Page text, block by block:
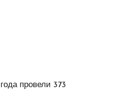
провели 373